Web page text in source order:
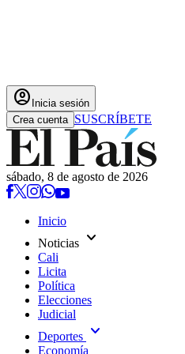
account_circle Inicia sesión
Crea cuenta SUSCRÍBETE
sábado, 8 de agosto de 2026
Inicio
Noticias expand_more
Cali
Licita
Política
Elecciones
Judicial
Deportes expand_more
Economía